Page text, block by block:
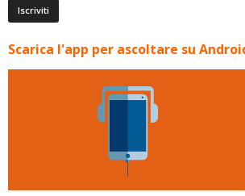
Scarica l'app per ascoltare su